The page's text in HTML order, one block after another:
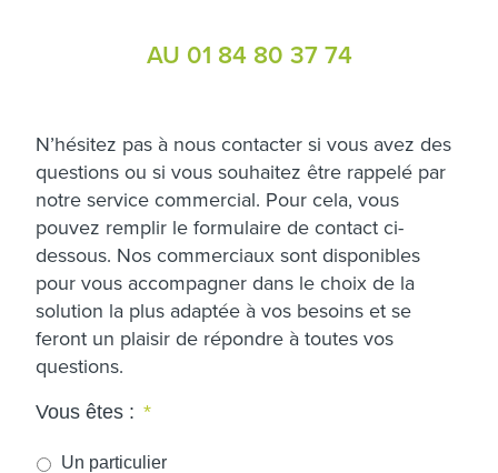
AU 01 84 80 37 74
N’hésitez pas à nous contacter si vous avez des
questions ou si vous souhaitez être rappelé par
notre service commercial. Pour cela, vous
pouvez remplir le formulaire de contact ci-
dessous. Nos commerciaux sont disponibles
pour vous accompagner dans le choix de la
solution la plus adaptée à vos besoins et se
feront un plaisir de répondre à toutes vos
questions.
Vous êtes : *
Un particulier